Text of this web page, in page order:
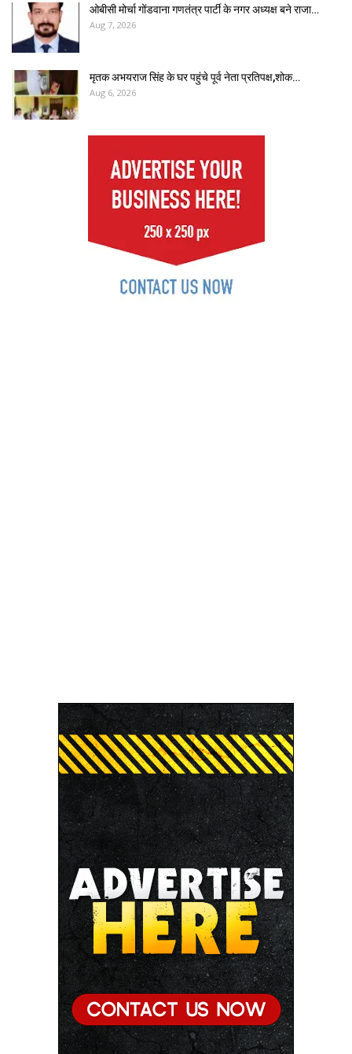
ओबीसी मोर्चा गोंडवाना गणतंत्र पार्टी के नगर अध्यक्ष बने राजा…
Aug 7, 2026
मृतक अभयराज सिंह के घर पहुंचे पूर्व नेता प्रतिपक्ष,शोक…
Aug 6, 2026